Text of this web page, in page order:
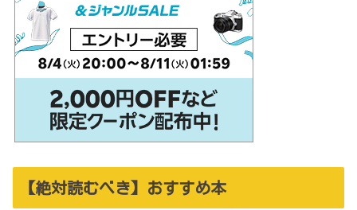
【絶対読むべき】おすすめ本